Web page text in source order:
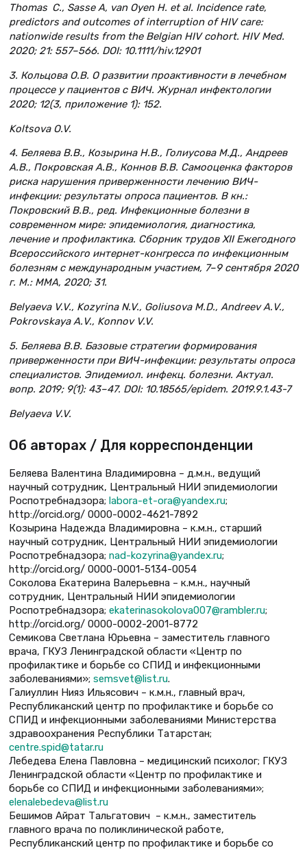
Thomas C., Sasse A, van Oyen H. et al. Incidence rate,
predictors and outcomes of interruption of HIV care:
nationwide results from the Belgian HIV cohort. HIV Med.
2020; 21: 557–566. DOI: 10.1111/hiv.12901
3. Кольцова О.В. О развитии проактивности в лечебном
процессе у пациентов с ВИЧ. Журнал инфектологии
2020; 12(3, приложение 1): 152.
Koltsova O.V.
4. Беляева В.В., Козырина Н.В., Голиусова М.Д., Андреев
А.В., Покровская А.В., Коннов В.В. Самооценка факторов
риска нарушения приверженности лечению ВИЧ-
инфекции: результаты опроса пациентов. В кн.:
Покровский В.В., ред. Инфекционные болезни в
современном мире: эпидемиология, диагностика,
лечение и профилактика. Сборник трудов XII Ежегодного
Всероссийского интернет-конгресса по инфекционным
болезням с международным участием, 7–9 сентября 2020
г. М.: ММА, 2020; 31.
Belyaeva V.V., Kozyrina N.V., Goliusova M.D., Andreev А.V.,
Pokrovskaya А.V., Konnov V.V.
5. Беляева В.В. Базовые стратегии формирования
приверженности при ВИЧ-инфекции: результаты опроса
специалистов. Эпидемиол. инфекц. болезни. Актуал.
вопр. 2019; 9(1): 43–47. DOI: 10.18565/epidem. 2019.9.1.43-7
Belyaeva V.V.
Об авторах / Для корреспонденции
Беляева Валентина Владимировна – д.м.н., ведущий
научный сотрудник, Центральный НИИ эпидемиологии
Роспотребнадзора; labora-et-ora@yandex.ru;
http://orcid.org/ 0000-0002-4621-7892
Козырина Надежда Владимировна – к.м.н., старший
научный сотрудник, Центральный НИИ эпидемиологии
Роспотребнадзора; nad-kozyrina@yandex.ru;
http://orcid.org/ 0000-0001-5134-0054
Соколова Екатерина Валерьевна – к.м.н., научный
сотрудник, Центральный НИИ эпидемиологии
Роспотребнадзора; ekaterinasokolova007@rambler.ru;
http://orcid.org/ 0000-0002-2001-8772
Семикова Светлана Юрьевна – заместитель главного
врача, ГКУЗ Ленинградской области «Центр по
профилактике и борьбе со СПИД и инфекционными
заболеваниями»; semsvet@list.ru.
Галиуллин Нияз Ильясович – к.м.н., главный врач,
Республи­канский центр по профилактике и борьбе со
СПИД и инфекционными заболеваниями Министерства
здравоохранения Республики Татарстан;
centre.spid@tatar.ru
Лебедева Елена Павловна – медицинский психолог; ГКУЗ
Ленинградской области «Центр по профилактике и
борьбе со СПИД и инфекционными заболеваниями»;
elenalebedeva@list.ru
Бешимов Айрат Тальгатович – к.м.н., заместитель
главного врача по поликлинической работе,
Республиканский центр по профилактике и борьбе со